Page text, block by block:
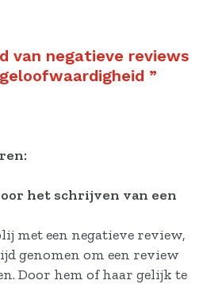
van negatieve reviews
”
het schrijven van een
met een negatieve review,
genomen om een review
Door hem of haar gelijk te